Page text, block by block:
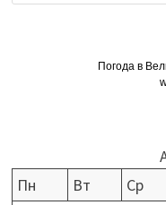
Погода в
Пн
Вт Ср